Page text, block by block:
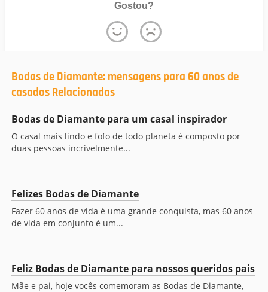
Gostou?
Bodas de Diamante: mensagens para 60 anos de
casados Relacionadas
Bodas de Diamante para um casal inspirador
O casal mais lindo e fofo de todo planeta é composto por
duas pessoas incrivelmente...
Felizes Bodas de Diamante
Fazer 60 anos de vida é uma grande conquista, mas 60 anos
de vida em conjunto é um...
Feliz Bodas de Diamante para nossos queridos pais
Mãe e pai, hoje vocês comemoram as Bodas de Diamante,